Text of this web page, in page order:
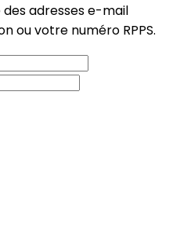
adresses e-mail
ouvotre numéro RPPS.